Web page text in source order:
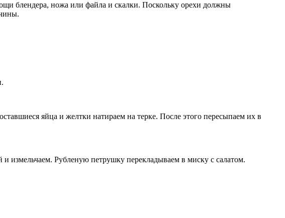
блендера, ножа или файла и скалки. Поскольку орехи должны
яйца и желтки натираем на терке. После этого пересыпаем их в
измельчаем. Рубленую петрушку перекладываем в миску с салатом.